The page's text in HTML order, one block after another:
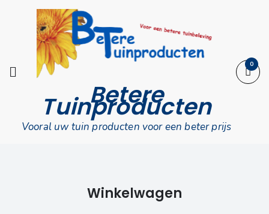
Betere
Tuinproducten
Vooral uw tuin producten voor een beter prijs
0
‎Winkelwagen